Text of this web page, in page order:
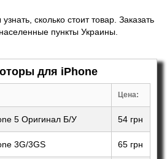
сколько стоит товар. Заказать
пункты Украины.
для iPhone
Цена:
5 Оригинал Б/У 54 грн
3G/3GS 65 грн